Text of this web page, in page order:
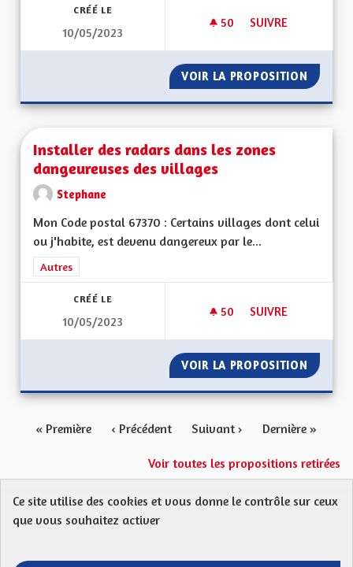
CRÉÉ LE
10/05/2023
50 50 ABONNÉS
SUIVRE
VOIR LA PROPOSITION
Installer des radars dans les zones
dangeureuses des villages
Stephane
Mon Code postal 67370 : Certains villages dont celui
ou j'habite, est devenu dangereux par le...
Filtrer les résultats de la catégorie : Autres
Autres
CRÉÉ LE
10/05/2023
50 50 ABONNÉS
SUIVRE
VOIR LA PROPOSITION
« Première ‹ Précédent Suivant › Dernière »
Voir toutes les propositions retirées
Protection des Données
Ce site utilise des cookies et vous donne le contrôle sur ceux
que vous souhaitez activer